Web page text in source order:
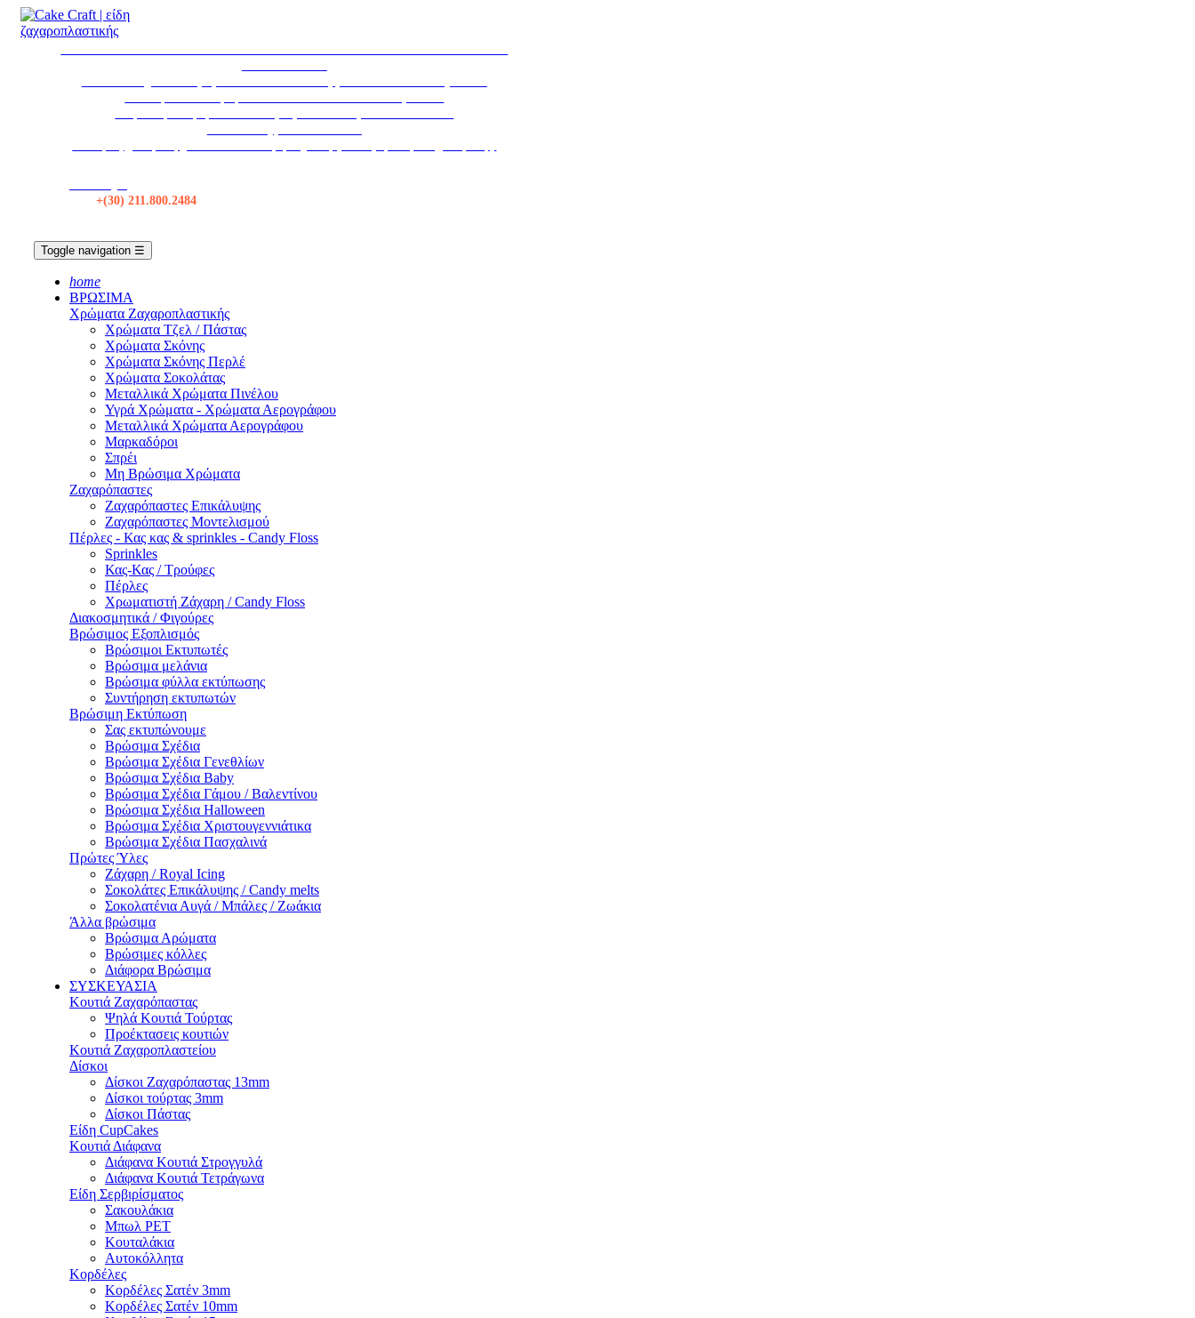
+(30) 211.800.2484
Toggle navigation ☰
home
ΒΡΩΣΙΜΑ
Χρώματα Ζαχαροπλαστικής
Χρώματα Τζελ / Πάστας
Χρώματα Σκόνης
Χρώματα Σκόνης Περλέ
Χρώματα Σοκολάτας
Μεταλλικά Χρώματα Πινέλου
Υγρά Χρώματα - Χρώματα Αερογράφου
Μεταλλικά Χρώματα Αερογράφου
Μαρκαδόροι
Σπρέι
Μη Βρώσιμα Χρώματα
Ζαχαρόπαστες
Ζαχαρόπαστες Επικάλυψης
Ζαχαρόπαστες Μοντελισμού
Πέρλες - Κας κας & sprinkles - Candy Floss
Sprinkles
Κας-Κας / Τρούφες
Πέρλες
Χρωματιστή Ζάχαρη / Candy Floss
Διακοσμητικά / Φιγούρες
Βρώσιμος Εξοπλισμός
Βρώσιμοι Εκτυπωτές
Βρώσιμα μελάνια
Βρώσιμα φύλλα εκτύπωσης
Συντήρηση εκτυπωτών
Βρώσιμη Εκτύπωση
Σας εκτυπώνουμε
Βρώσιμα Σχέδια
Βρώσιμα Σχέδια Γενεθλίων
Βρώσιμα Σχέδια Baby
Βρώσιμα Σχέδια Γάμου / Βαλεντίνου
Βρώσιμα Σχέδια Halloween
Βρώσιμα Σχέδια Χριστουγεννιάτικα
Βρώσιμα Σχέδια Πασχαλινά
Πρώτες Ύλες
Ζάχαρη / Royal Icing
Σοκολάτες Επικάλυψης / Candy melts
Σοκολατένια Αυγά / Μπάλες / Ζωάκια
Άλλα βρώσιμα
Βρώσιμα Αρώματα
Βρώσιμες κόλλες
Διάφορα Βρώσιμα
ΣΥΣΚΕΥΑΣΙΑ
Κουτιά Ζαχαρόπαστας
Ψηλά Κουτιά Τούρτας
Προέκτασεις κουτιών
Κουτιά Ζαχαροπλαστείου
Δίσκοι
Δίσκοι Ζαχαρόπαστας 13mm
Δίσκοι τούρτας 3mm
Δίσκοι Πάστας
Είδη CupCakes
Κουτιά Διάφανα
Διάφανα Κουτιά Στρογγυλά
Διάφανα Κουτιά Τετράγωνα
Είδη Σερβιρίσματος
Σακουλάκια
Μπωλ PET
Κουταλάκια
Αυτοκόλλητα
Κορδέλες
Κορδέλες Σατέν 3mm
Κορδέλες Σατέν 10mm